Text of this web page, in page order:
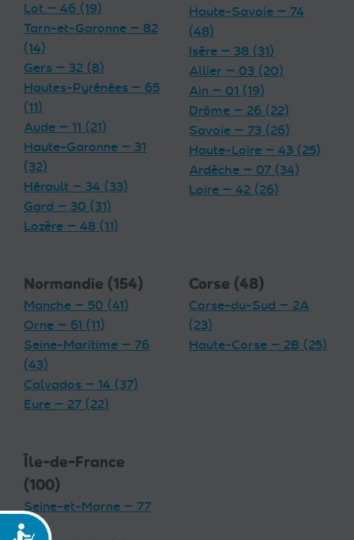
Lot — 46 (19)
Tarn-et-Garonne — 82
(14)
Gers — 32 (8)
Hautes-Pyrénées — 65
(11)
Aude — 11 (21)
Haute-Garonne — 31
(32)
Hérault — 34 (33)
Gard — 30 (31)
Lozère — 48 (11)
Haute-Savoie — 74
(48)
Isère — 38 (31)
Allier — 03 (20)
Ain — 01 (19)
Drôme — 26 (22)
Savoie — 73 (26)
Haute-Loire — 43 (25)
Ardèche — 07 (34)
Loire — 42 (26)
Normandie (154)
Manche — 50 (41)
Orne — 61 (11)
Seine-Maritime — 76
(43)
Calvados — 14 (37)
Eure — 27 (22)
Corse (48)
Corse-du-Sud — 2A
(23)
Haute-Corse — 2B (25)
Île-de-France
(100)
Seine-et-Marne — 77
(19)